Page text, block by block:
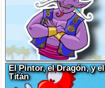
El Pintor, el Dragón, y el
Titán